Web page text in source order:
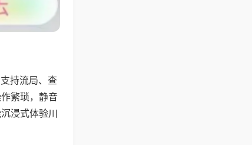
持流局、查
繁琐，静音
浸式体验川